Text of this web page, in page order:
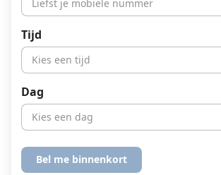
Tijd
Kies een tijd
Dag
Kies een dag